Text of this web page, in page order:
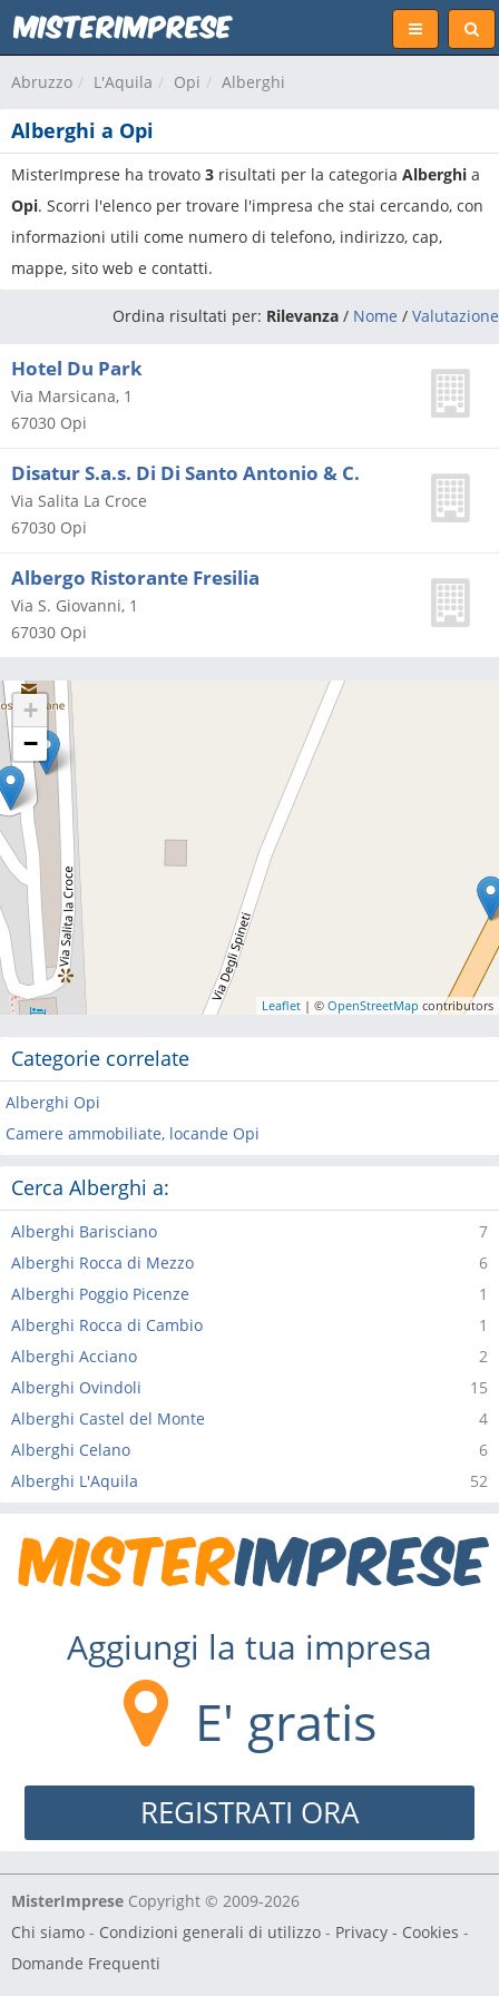
Abruzzo L'Aquila Opi Alberghi
Alberghi a Opi
MisterImprese ha trovato 3 risultati per la categoria Alberghi a
Opi. Scorri l'elenco per trovare l'impresa che stai cercando, con
informazioni utili come numero di telefono, indirizzo, cap,
mappe, sito web e contatti.
Ordina risultati per: Rilevanza / Nome / Valutazione
Hotel Du Park
Via Marsicana, 1
67030 Opi
Disatur S.a.s. Di Di Santo Antonio & C.
Via Salita La Croce
67030 Opi
Albergo Ristorante Fresilia
Via S. Giovanni, 1
67030 Opi
+
−
Leaflet | © OpenStreetMap contributors
Categorie correlate
Alberghi Opi
Camere ammobiliate, locande Opi
Cerca Alberghi a:
7
Alberghi Barisciano
6
Alberghi Rocca di Mezzo
1
Alberghi Poggio Picenze
1
Alberghi Rocca di Cambio
2
Alberghi Acciano
15
Alberghi Ovindoli
4
Alberghi Castel del Monte
6
Alberghi Celano
52
Alberghi L'Aquila
Aggiungi la tua impresa
E' gratis
REGISTRATI ORA
MisterImprese Copyright © 2009-2026
Chi siamo - Condizioni generali di utilizzo - Privacy - Cookies -
Domande Frequenti